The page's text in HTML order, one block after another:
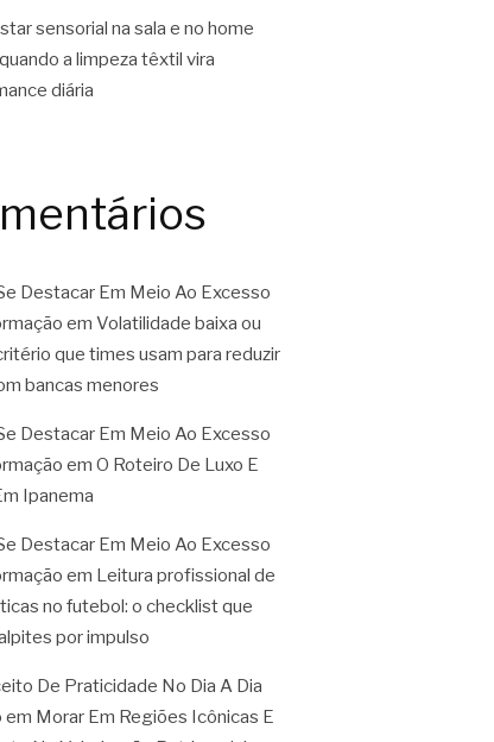
sensorial na sala e no home
a limpeza têxtil vira
diária
Destacar Em Meio Ao Excesso
em Volatilidade baixa ou
que times usam para reduzir
bancas menores
Destacar Em Meio Ao Excesso
em O Roteiro De Luxo E
Ipanema
Destacar Em Meio Ao Excesso
em Leitura profissional de
no futebol: o checklist que
por impulso
De Praticidade No Dia A Dia
em Morar Em Regiões Icônicas E